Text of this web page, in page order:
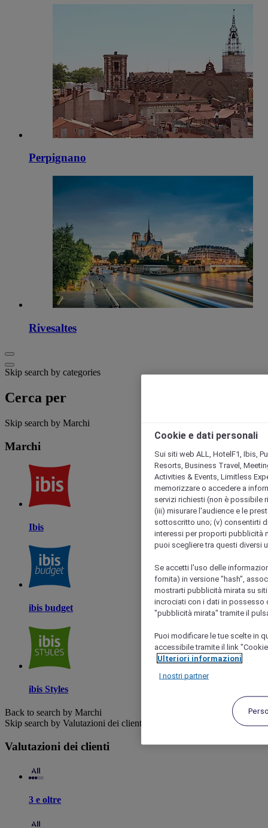
Perpignano
Rivesaltes
Skip search by categories
Cerca per
Skip search by Marchi
Marchi
Ibis
ibis budget
ibis Styles
Back to search by Marchi
Skip search by Valutazioni dei clienti
Valutazioni dei clienti
3 e oltre
Cookie e dati personali
Sui siti web ALL, HotelF1, Ibis,
Resorts, Business Travel,
Activities & Events, Limitless
memorizzare o accedere a
servizi richiesti (non è possibile
(iii) misurare l'audience e le
sottoscritto uno; (v) consentirti
interessi per proporti pubblicità
puoi scegliere tra questi diversi
Se accetti l'uso delle
fornita) in versione "hash",
mostrarti pubblicità mirata su
incrociati con i dati in possesso
"pubblicità mirata" tramite il
Puoi modificare le tue scelte in
accessibile tramite il link
Ulteriori informazioni
I nostri partner